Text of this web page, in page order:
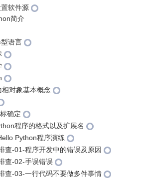
软件源
简介
语言
对象基本概念
确定
程序的格式以及扩展名
Python程序演练
查-01-程序开发中的错误及原因
查-02-手误错误
查-03-一行代码不要做多件事情